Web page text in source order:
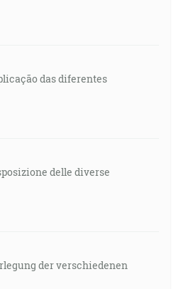
das diferentes
delle diverse
der verschiedenen